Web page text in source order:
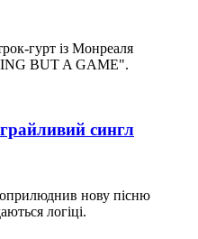
гурт із Монреаля
BUT A GAME".
сингл
нову пісню
логіці.